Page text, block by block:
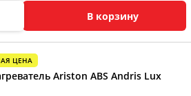
В корзину
ЦЕНА
Ariston ABS Andris Lux